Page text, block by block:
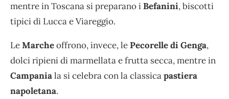
mentre in Toscana si preparano iBefanini, biscotti
tipici di Lucca e Viareggio.
LeMarcheoffrono, invece, lePecorelle di Genga,
dolci ripieni di marmellata e frutta secca, mentre in
Campaniala si celebra con la classicapastiera
napoletana.